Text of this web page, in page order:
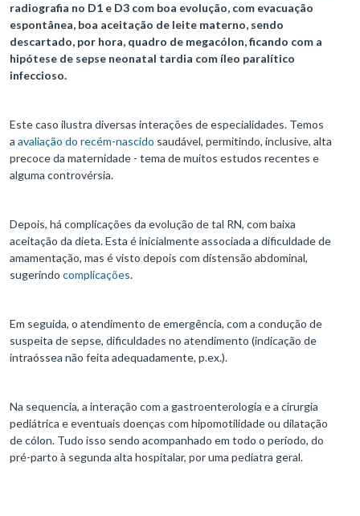
radiografia no D1 e D3 com boa evolução, com evacuação
espontânea, boa aceitação de leite materno, sendo
descartado, por hora, quadro de megacólon, ficando com a
hipótese de sepse neonatal tardia com íleo paralítico
infeccioso.
Este caso ilustra diversas interações de especialidades. Temos
a avaliação do recém-nascido saudável, permitindo, inclusive, alta
precoce da maternidade - tema de muitos estudos recentes e
alguma controvérsia.
Depois, há complicações da evolução de tal RN, com baixa
aceitação da dieta. Esta é inicialmente associada a dificuldade de
amamentação, mas é visto depois com distensão abdominal,
sugerindo complicações.
Em seguida, o atendimento de emergência, com a condução de
suspeita de sepse, dificuldades no atendimento (indicação de
intraóssea não feita adequadamente, p.ex.).
Na sequencia, a interação com a gastroenterologia e a cirurgia
pediátrica e eventuais doenças com hipomotilidade ou dilatação
de cólon. Tudo isso sendo acompanhado em todo o período, do
pré-parto à segunda alta hospitalar, por uma pediatra geral.